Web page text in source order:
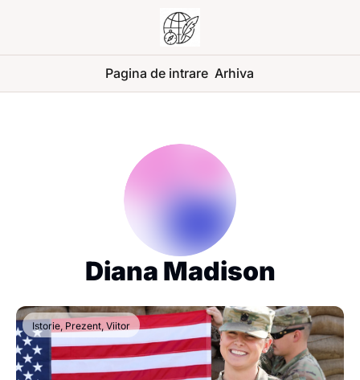
Pagina de intrare Arhiva
Diana Madison
Istorie, Prezent, Viitor